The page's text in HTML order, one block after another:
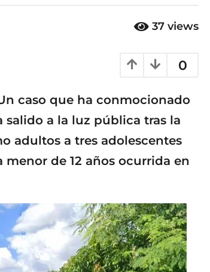
37 views
0
caso que ha conmocionado
a la luz pública tras la
adultos a tres adolescentes
de 12 años ocurrida en